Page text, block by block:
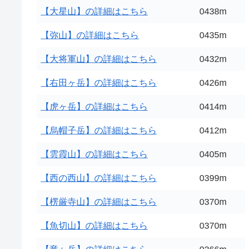
【大星山】の詳細はこちら 0438m
【弥山】の詳細はこちら 0435m
【大将軍山】の詳細はこちら 0432m
【右田ヶ岳】の詳細はこちら 0426m
【虎ヶ岳】の詳細はこちら 0414m
【烏帽子岳】の詳細はこちら 0412m
【雲霞山】の詳細はこちら 0405m
【西の西山】の詳細はこちら 0399m
【楞厳寺山】の詳細はこちら 0370m
【魚切山】の詳細はこちら 0370m